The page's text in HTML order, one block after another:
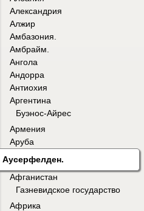
Александрия
Алжир
Амбазония.
Амбрайм.
Ангола
Андорра
Антиохия
Аргентина
Буэнос-Айрес
Армения
Аруба
Аусерфелден.
Афганистан
Газневидское государство
Африка